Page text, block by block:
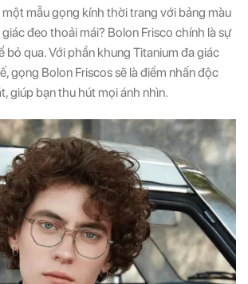
mẫu gọng kính thời trang với bảng màu
đeo thoải mái? Bolon Frisco chính là sự
bỏ qua. Với phần khung Titanium đa giác
gọng Bolon Friscos sẽ là điểm nhấn độc
giúp bạn thu hút mọi ánh nhìn.